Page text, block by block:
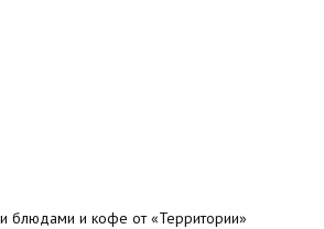
блюдами и кофе от «Территории»